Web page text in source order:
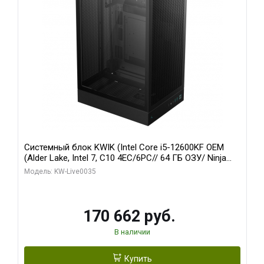
Системный блок KWIK (Intel Core i5-12600KF OEM
(Alder Lake, Intel 7, C10 4EC/6PC// 64 ГБ ОЗУ/ Ninja
Sinotex GTX1650 4GB 128bit GDDR6 DVI DP HDMI 2/
Модель: KW-Live0035
170 662 руб.
В наличии
Купить